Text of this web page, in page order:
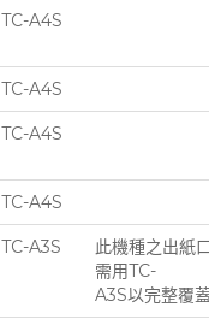
TC-A4S
TC-A4S
TC-A4S
TC-A4S
TC-A3S
此機種之出紙
需用TC-
A3S以完整覆